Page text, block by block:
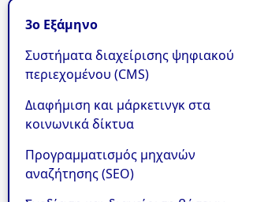
3ο Εξάμηνο
Συστήματα διαχείρισης ψηφιακού
περιεχομένου (CMS)
Διαφήμιση και μάρκετινγκ στα
κοινωνικά δίκτυα
Προγραμματισμός μηχανών
αναζήτησης (SEO)